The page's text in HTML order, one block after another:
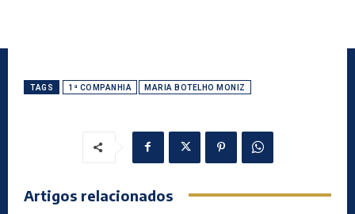
TAGS 1ª COMPANHIA MARIA BOTELHO MONIZ
Artigos relacionados